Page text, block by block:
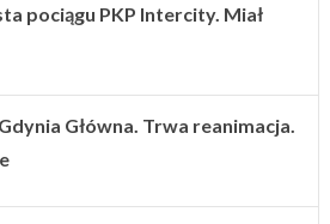
pociągu PKP Intercity. Miał
Główna. Trwa reanimacja.